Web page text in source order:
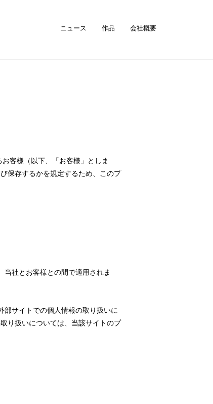
ニュース 作品 会社概要
客様（以下、「お客様」としま
保存するかを規定するため、このプ
当社とお客様との間で適用されま
部サイトでの個人情報の取り扱いに
り扱いについては、当該サイトのプ